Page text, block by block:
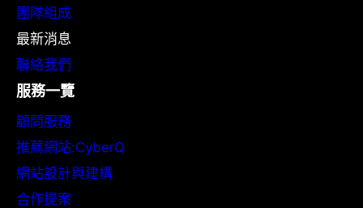
團隊組成
最新消息
聯絡我們
服務一覽
顧問服務
推薦網站:CyberQ
網站設計與建構
合作提案